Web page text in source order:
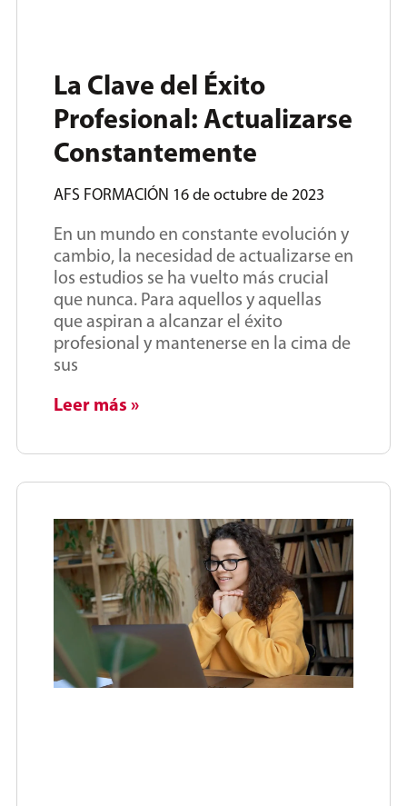
La Clave del Éxito
Profesional: Actualizarse
Constantemente
AFS FORMACIÓN 16 de octubre de 2023
En un mundo en constante evolución y
cambio, la necesidad de actualizarse en
los estudios se ha vuelto más crucial
que nunca. Para aquellos y aquellas
que aspiran a alcanzar el éxito
profesional y mantenerse en la cima de
sus
Leer más »